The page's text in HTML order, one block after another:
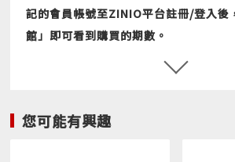
記的會員帳號至ZINIO平台註冊/登入後
館」即可看到購買的期數。
客服中心FAQ
※若需大量購買，請來電客服
您可能有興趣